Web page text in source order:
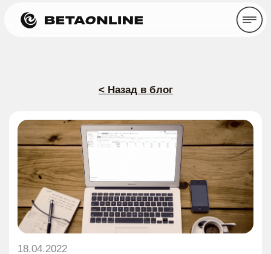
Как сервис K50 помогает
оптимизировать кадровую
лидогенерацию и привлекать
релевантных кандидатов
18.04.2022